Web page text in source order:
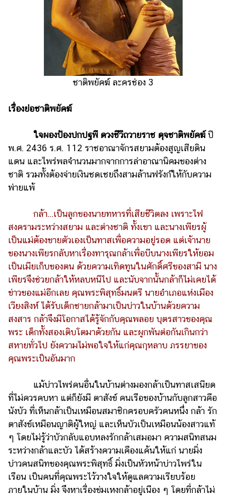
ราคา
ทอง
ราคา
น้ำมัน
ไร
ตี้
แต่งงาน
แม่
และ
เด็ก
สัตว์
เลี้ยง
Infographic
บริการ
แอปฯ
กระปุก
คอร์ส
ออนไลน์
เรียน
เลข
ออนไลน์
ชาติพยัคฆ์ ละครช่อง 3
เรื่องย่อชาติพยัคฆ์
ใจผองป้องปกปฐพี ดวงชีวีถวายราช ดุจชาติพยัคฆ์ปี
พ.ศ. 2436 ร.ศ. 112 ราชอาณาจักรสยามต้องสูญเสียดิน
แดน และไพร่พลจำนวนมากจากการล่าอาณานิคมของต่าง
ชาติ รวมทั้งต้องจ่ายเงินชดเชยถึงสามล้านฟรังก์ให้กับความ
พ่ายแพ้
กล้า...เป็นลูกของนายทหารที่เสียชีวิตลง เพราะไฟ
สงครามระหว่างสยาม และต่างชาติ ทั้งเขา และนางเพียรผู้
เป็นแม่ต้องขายตัวเองเป็นทาสเพื่อความอยู่รอด แต่เจ้านาย
ของนางเพียรกลับหาเรื่องทารุณกล้าเพื่อบีบนางเพียรให้ยอม
เป็นเมียเก็บของตน ด้วยความเทิดทูนในศักดิ์ศรีของสามี นาง
เพียรจึงช่วยกล้าให้หลบหนีไป และนับจากนั้นกล้าก็ไม่เคยได้
ข่าวของแม่อีกเลย คุณพระพิสุทธิ์มนตรี นายอำเภอแห่งเมือง
เวียงสิงห์ ได้รับเด็กชายกล้ามาเป็นบ่าวในบ้านด้วยความ
สงสาร กล้าจึงมีโอกาสได้รู้จักกับคุณพลอย บุตรสาวของคุณ
พระ เด็กทั้งสองเติบโตมาด้วยกัน และผูกพันต่อกันเกินกว่า
สหายทั่วไป ยังความไม่พอใจให้แก่คุณกุหลาบ ภรรยาของ
คุณพระเป็นอันมาก
แม้บ่าวไพร่คนอื่นในบ้านต่างมองกล้าเป็นทาสเสนียด
ที่ไม่ควรคบหา แต่ก็ยังมี ตาสังข์ คนเรือของบ้านกับลูกสาวคือ
นังบัว ที่เห็นกล้าเป็นเหมือนสมาชิกครอบครัวคนหนึ่ง กล้า รัก
ตาสังข์เหมือนญาติผู้ใหญ่ และเห็นบัวเป็นเหมือนน้องสาวแท้
ๆ โดยไม่รู้ว่าบัวกลับแอบหลงรักกล้าเสมอมา ความสนิทสนม
ระหว่างกล้าและบัว ได้สร้างความเคืองแค้นให้แก่ นายมิ่ง
บ่าวคนสนิทของคุณพระพิสุทธิ์ มิ่งเป็นหัวหน้าบ่าวไพร่ใน
เรือน เป็นคนที่คุณพระไว้วางใจให้ดูแลความเรียบร้อย
ภายในบ้าน มิ่ง จึงหาเรื่องข่มเหงกล้าอยู่เนือง ๆ โดยที่กล้าไม่